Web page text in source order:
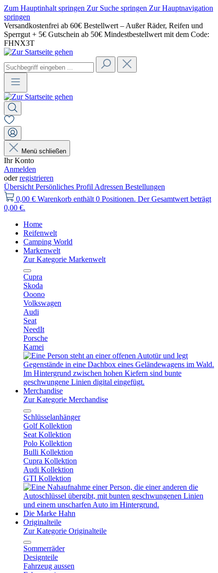
Zum Hauptinhalt springen Zur Suche springen Zur Hauptnavigation
springen
Versandkostenfrei ab 60€ Bestellwert – Außer Räder, Reifen und
Sperrgut + 5€ Gutschein ab 50€ Mindestbestellwert mit dem Code:
FHNX3T
Menü schließen
Ihr Konto
Anmelden
oderregistrieren
Übersicht Persönliches Profil Adressen Bestellungen
0,00 € Warenkorb enthält 0 Positionen. Der Gesamtwert beträgt
0,00 €.
Home
Reifenwelt
Camping World
Markenwelt
Zur Kategorie Markenwelt
Cupra
Skoda
Ooono
Volkswagen
Audi
Seat
NeedIt
Porsche
Kamei
Merchandise
Zur Kategorie Merchandise
Schlüsselanhänger
Golf Kollektion
Seat Kollektion
Polo Kollektion
Bulli Kollektion
Cupra Kollektion
Audi Kollektion
GTI Kollektion
Die Marke Hahn
Originalteile
Zur Kategorie Originalteile
Sommerräder
Designteile
Fahrzeug aussen